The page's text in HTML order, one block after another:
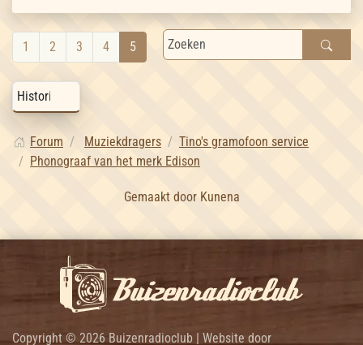
1 2 3 4 5
Forum Muziekdragers
Tino's gramofoon service
Phonograaf van het merk Edison
Gemaakt door Kunena
Copyright © 2026 Buizenradioclub | Website door